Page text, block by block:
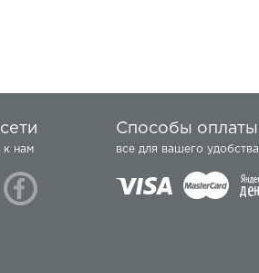
к нам
Способы оплаты
все для вашего удобства